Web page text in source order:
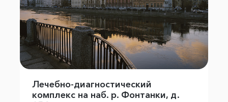
Лечебно-диагностический
комплекс на наб. р. Фонтанки, д.